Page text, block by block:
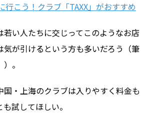
行こう！クラブ「TAXX」がおすすめ
若い人たちに交じってこのようなお店
気が引けるという方も多いだろう（筆
。
国・上海のクラブは入りやすく料金も
試してほしい。